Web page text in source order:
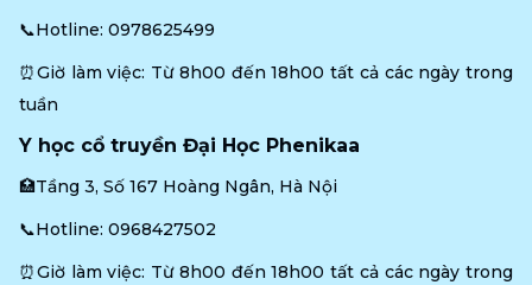
📞Hotline: 0978625499
⏰Giờ làm việc: Từ 8h00 đến 18h00 tất cả các ngày trong
tuần
Y học cổ truyền Đại Học Phenikaa
🏥Tầng 3, Số 167 Hoàng Ngân, Hà Nội
📞Hotline: 0968427502
⏰Giờ làm việc: Từ 8h00 đến 18h00 tất cả các ngày trong